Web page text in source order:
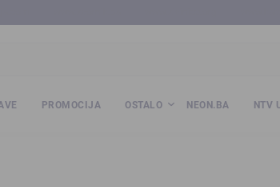
PROMOCIJA OSTALO NEON.BA NTV